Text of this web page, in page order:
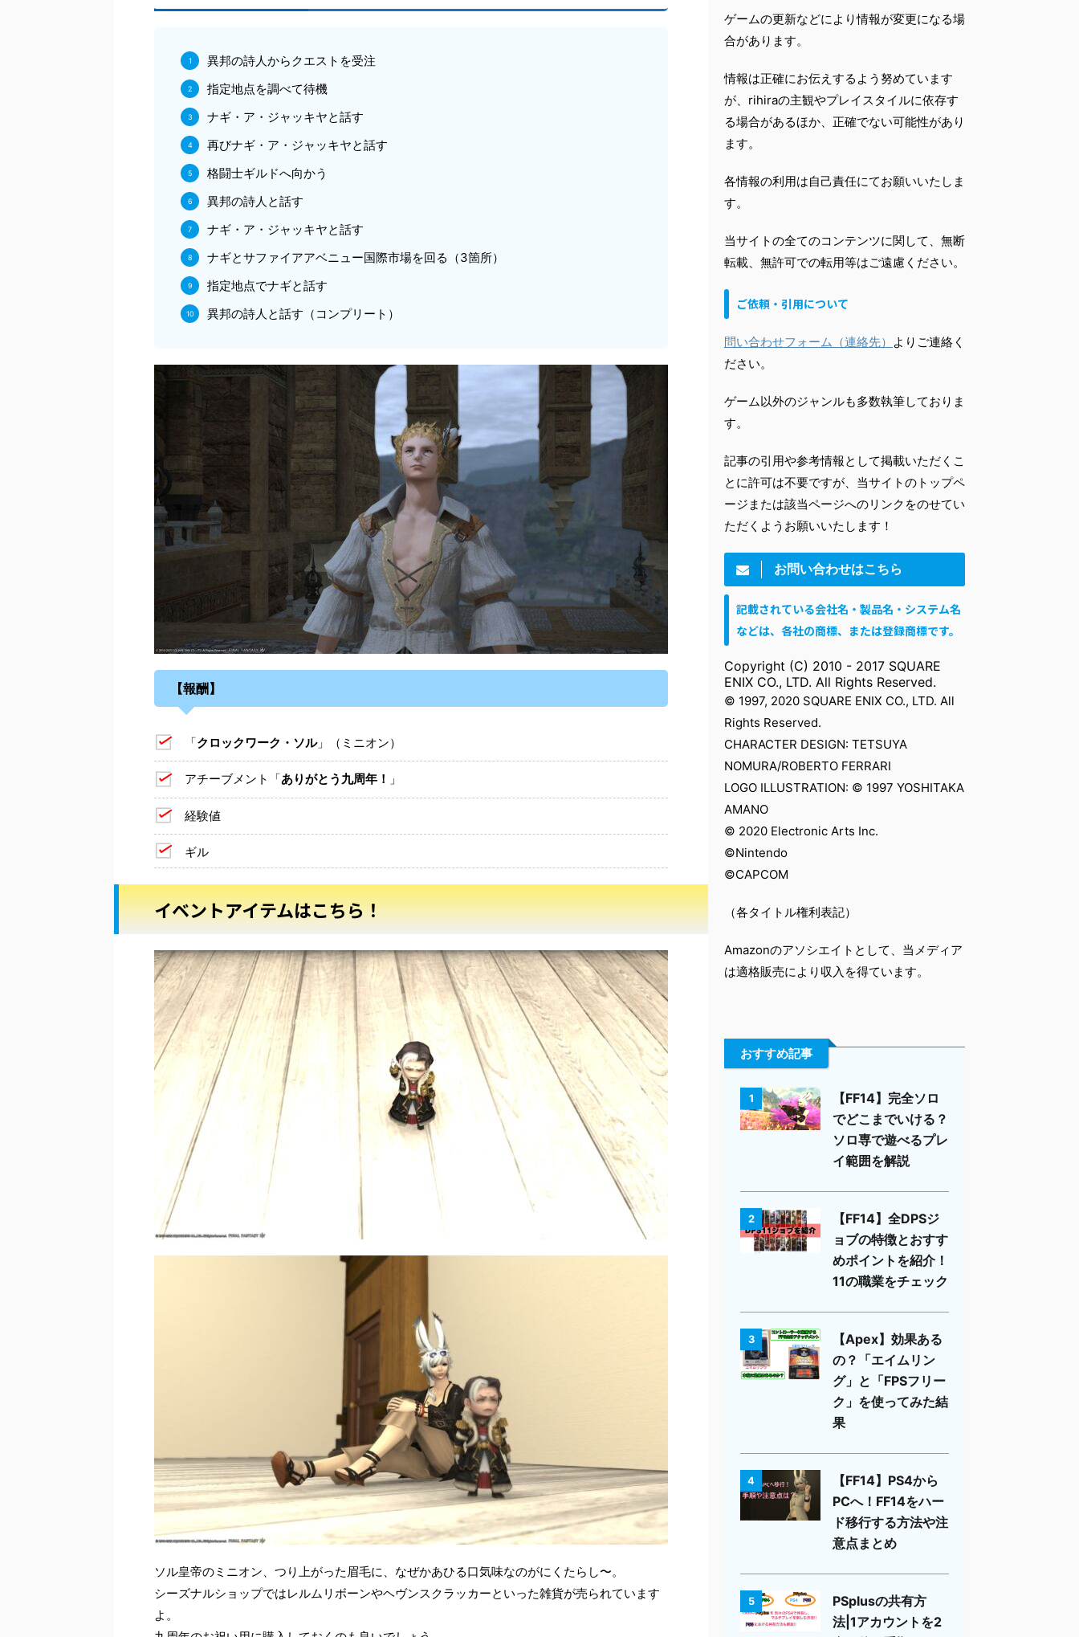
異邦の詩人からクエストを受注
指定地点を調べて待機
ナギ・ア・ジャッキヤと話す
再びナギ・ア・ジャッキヤと話す
格闘士ギルドへ向かう
異邦の詩人と話す
ナギ・ア・ジャッキヤと話す
ナギとサファイアアベニュー国際市場を回る（3箇所）
指定地点でナギと話す
異邦の詩人と話す（コンプリート）
【報酬】
「クロックワーク・ソル」（ミニオン）
アチーブメント「ありがとう九周年！ 」
経験値
ギル
イベントアイテムはこちら！
ソル皇帝のミニオン、つり上がった眉毛に、なぜかあひる口気味なのがにくたらし〜。
シーズナルショップではレルムリボーンやヘヴンスクラッカーといった雑貨が売られています
よ。
ゲームの更新などにより情報が変更になる場
合があります。
情報は正確にお伝えするよう努めています
が、rihiraの主観やプレイスタイルに依存す
る場合があるほか、正確でない可能性があり
ます。
各情報の利用は自己責任にてお願いいたしま
す。
当サイトの全てのコンテンツに関して、無断
転載、無許可での転用等はご遠慮ください。
ご依頼・引用について
問い合わせフォーム（連絡先） よりご連絡く
ださい。
ゲーム以外のジャンルも多数執筆しておりま
す。
記事の引用や参考情報として掲載いただくこ
とに許可は不要ですが、当サイトのトップペ
ージまたは該当ページへのリンクをのせてい
ただくようお願いいたします！
お問い合わせはこちら
記載されている会社名・製品名・システム名
などは、各社の商標、または登録商標です。
Copyright (C) 2010 - 2017 SQUARE
ENIX CO., LTD. All Rights Reserved.
© 1997, 2020 SQUARE ENIX CO., LTD. All
Rights Reserved.
CHARACTER DESIGN: TETSUYA
NOMURA/ROBERTO FERRARI
LOGO ILLUSTRATION: © 1997 YOSHITAKA
AMANO
© 2020 Electronic Arts Inc.
©Nintendo
©CAPCOM
（各タイトル権利表記）
Amazonのアソシエイトとして、当メディア
は適格販売により収入を得ています。
おすすめ記事
1
【FF14】完全ソロ
でどこまでいける？
ソロ専で遊べるプレ
イ範囲を解説
2
【FF14】全DPSジ
ョブの特徴とおすす
めポイントを紹介！
11の職業をチェック
3
【Apex】効果ある
の？「エイムリン
グ」と「FPSフリー
ク」を使ってみた結
果
4
【FF14】PS4から
PCへ！FF14をハー
ド移行する方法や注
意点まとめ
5
PSplusの共有方
法|1アカウントを2